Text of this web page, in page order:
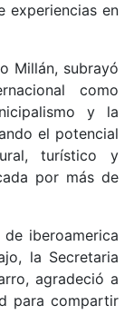
experiencias en
Millán, subrayó
como
y la
el potencial
turístico y
por más de
iberoamerica
la Secretaria
agradeció a
para compartir